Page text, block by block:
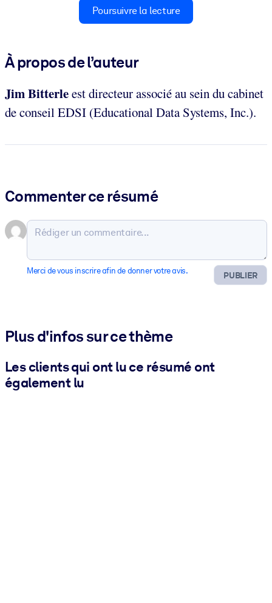
Poursuivre la lecture
À propos de l’auteur
Jim Bitterleest directeur associé au sein du cabinet
de conseil EDSI (Educational Data Systems, Inc.).
Commenter ce résumé
PUBLIER
Merci de vous inscrire afin de donner votre avis.
Plus d'infos sur ce thème
Les clients qui ont lu ce résumé ont
également lu